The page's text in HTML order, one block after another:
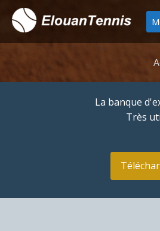
La banque
Très